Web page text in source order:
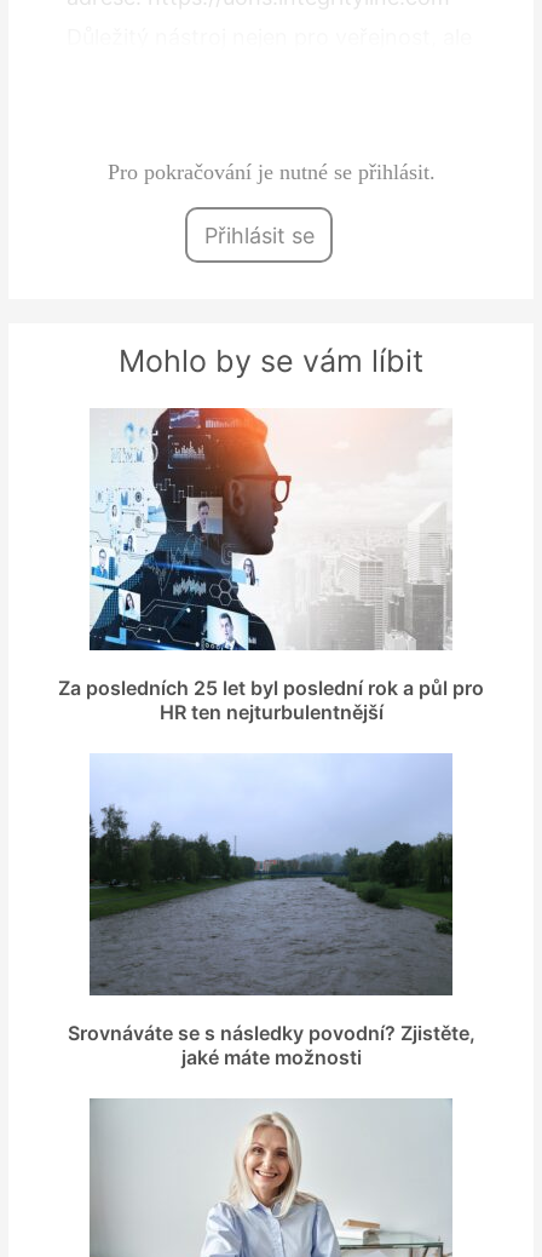
Pro pokračování je nutné se přihlásit.
Přihlásit se
Mohlo by se vám líbit
Za posledních 25 let byl poslední rok a půl pro
HR ten nejturbulentnější
Srovnáváte se s následky povodní? Zjistěte,
jaké máte možnosti